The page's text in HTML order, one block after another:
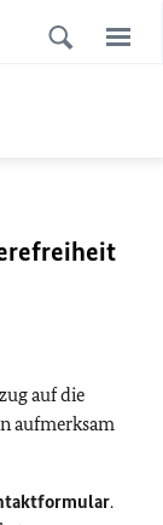
auf die
aufmerksam
.